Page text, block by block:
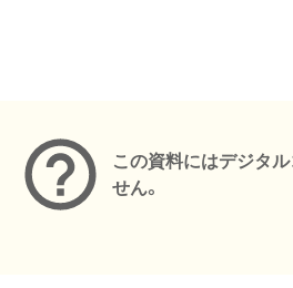
この資料にはデジタ
せん。